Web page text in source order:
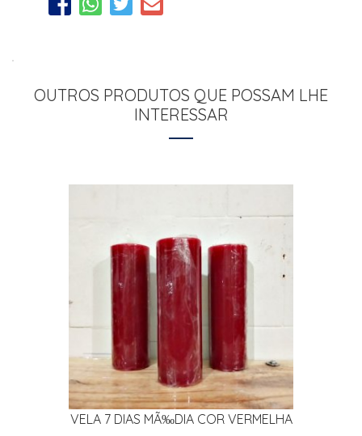
OUTROS PRODUTOS QUE POSSAM LHE
INTERESSAR
VELA 7 DIAS MÃ‰DIA COR VERMELHA